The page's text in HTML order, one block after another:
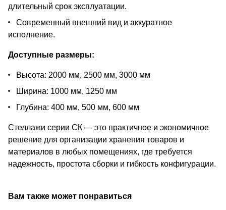
длительный срок эксплуатации.
Современный внешний вид и аккуратное
исполнение.
Доступные размеры:
Высота: 2000 мм, 2500 мм, 3000 мм
Ширина: 1000 мм, 1250 мм
Глубина: 400 мм, 500 мм, 600 мм
Стеллажи серии СК — это практичное и экономичное
решение для организации хранения товаров и
материалов в любых помещениях, где требуется
надежность, простота сборки и гибкость конфигурации.
Вам также может понравиться